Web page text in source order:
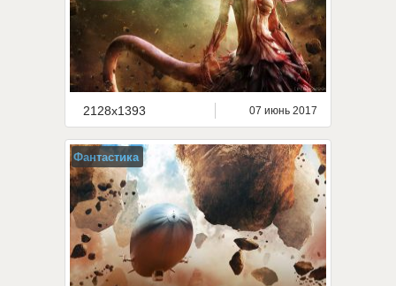
2128x1393 07 июнь 2017
Фантастика